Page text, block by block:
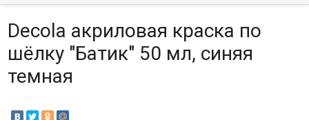
Decola акриловая краска по
шёлку "Батик" 50 мл, синяя
темная